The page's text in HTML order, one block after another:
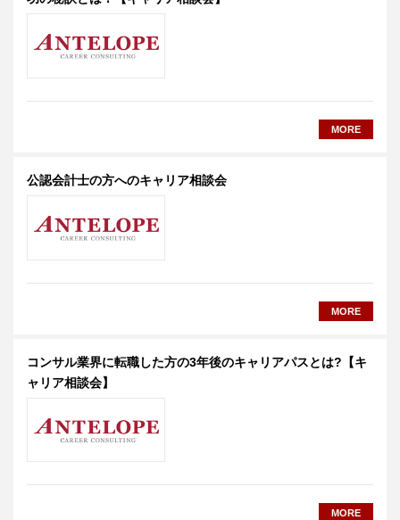
MORE
公認会計士の方へのキャリア相談会
MORE
コンサル業界に転職した方の3年後のキャリアパスとは?【キ
ャリア相談会】
MORE